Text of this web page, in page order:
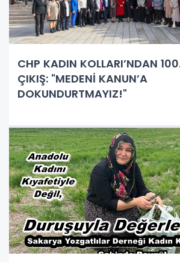
CHP KADIN KOLLARI’NDAN
ÇIKIŞ: "MEDENİ KANUN’A
DOKUNDURTMAYIZ!"